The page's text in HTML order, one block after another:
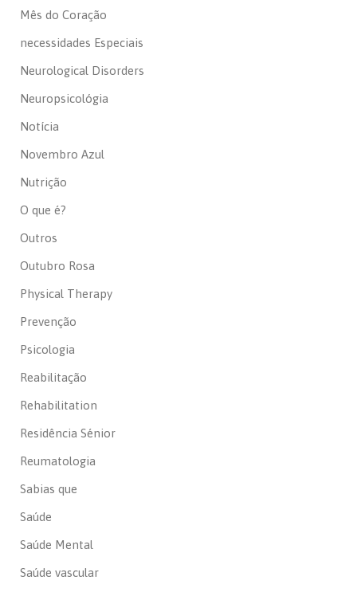
Mês do Coração
necessidades Especiais
Neurological Disorders
Neuropsicológia
Notícia
Novembro Azul
Nutrição
O que é?
Outros
Outubro Rosa
Physical Therapy
Prevenção
Psicologia
Reabilitação
Rehabilitation
Residência Sénior
Reumatologia
Sabias que
Saúde
Saúde Mental
Saúde vascular